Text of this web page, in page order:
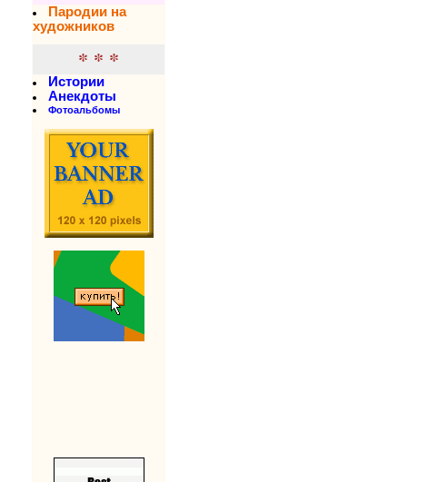
Пародии на
художников
* * *
Истории
Анекдоты
Фотоальбомы